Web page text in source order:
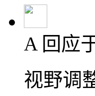
A 回应
视野调